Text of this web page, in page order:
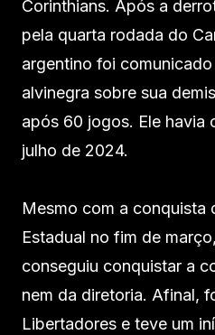
Corinthians. Após a
pela quarta rodada do
argentino foi
alvinegra sobre sua
após 60 jogos. Ele havia
julho de 2024.
Mesmo com a conquista
Estadual no fim de
conseguiu conquistar a
nem da diretoria. Afinal,
Libertadores e teve um